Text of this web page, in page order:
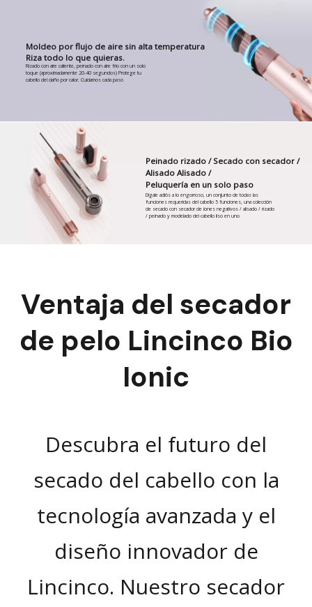
Moldeo por flujo de aire sin alta temperatura
Riza todo lo que quieras.
Rizado con aire caliente, peinado con aire frío con un solo
toque (aproximadamente 20-40 segundos) Protege tu
cabello del daño por calor. Cuidamos cada paso
Peinado rizado / Secado con secador /
Alisado Alisado /
Peluquería en un solo paso
Dígale adiós a lo engorroso, un conjunto de todas las
funciones requeridas del cabello 5 funciones, una colección
de secado con secador de iones negativos / alisado / rizado
/ peinado y modelado del cabello liso en uno
Ventaja del secador
de pelo Lincinco Bio
Ionic
Descubra el futuro del
secado del cabello con la
tecnología avanzada y el
diseño innovador de
Lincinco. Nuestro secador